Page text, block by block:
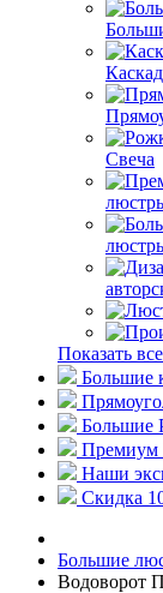
Свеча
Показать
Большие
Большие
Премиум
Наши
Скидка
Большие
Водоворот